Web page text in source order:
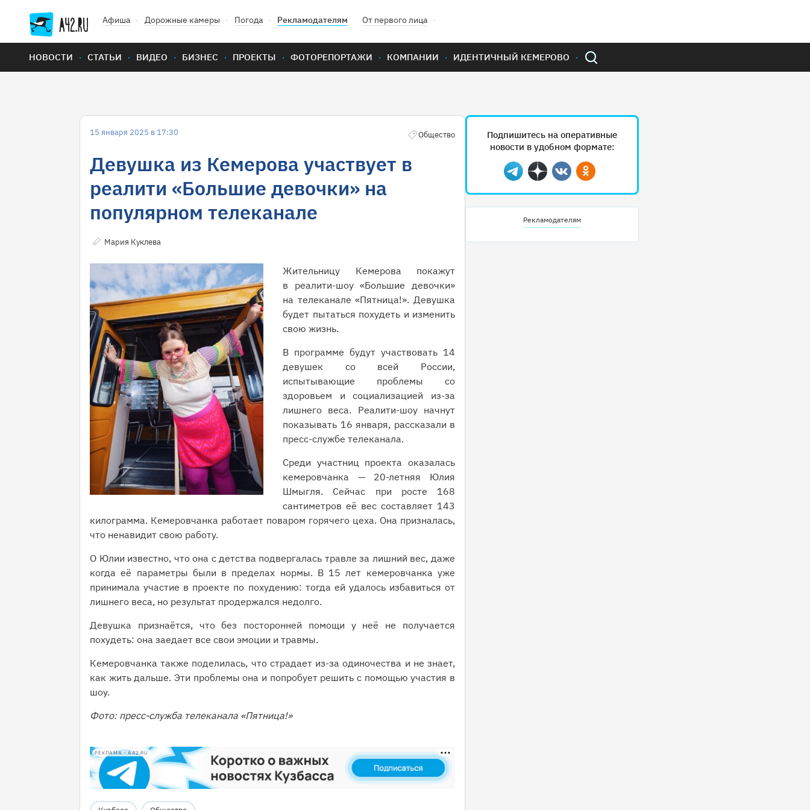
Афиша Дорожные камеры Погода Рекламодателям От первого лица
НОВОСТИ СТАТЬИ ВИДЕО БИЗНЕС ПРОЕКТЫ ФОТОРЕПОРТАЖИ КОМПАНИИ ИДЕНТИЧНЫЙ КЕМЕРОВО
15 января 2025 в 17:30 Общество
Девушка из Кемерова участвует в
реалити «Большие девочки» на
популярном телеканале
Мария Куклева
Жительницу Кемерова покажут
в реалити-шоу «Большие девочки»
на телеканале «Пятница!». Девушка
будет пытаться похудеть и изменить
свою жизнь.
В программе будут участвовать 14
девушек со всей России,
испытывающие проблемы со
здоровьем и социализацией из-за
лишнего веса. Реалити-шоу начнут
показывать 16 января, рассказали в
пресс-службе телеканала.
Среди участниц проекта оказалась
кемеровчанка — 20-летняя Юлия
Шмыгля. Сейчас при росте 168
сантиметров её вес составляет 143
килограмма. Кемеровчанка работает поваром горячего цеха. Она призналась,
что ненавидит свою работу.
О Юлии известно, что она с детства подвергалась травле за лишний вес, даже
когда её параметры были в пределах нормы. В 15 лет кемеровчанка уже
принимала участие в проекте по похудению: тогда ей удалось избавиться от
лишнего веса, но результат продержался недолго.
Девушка признаётся, что без посторонней помощи у неё не получается
похудеть: она заедает все свои эмоции и травмы.
Кемеровчанка также поделилась, что страдает из-за одиночества и не знает,
как жить дальше. Эти проблемы она и попробует решить с помощью участия в
шоу.
Фото: пресс-служба телеканала «Пятница!»
РЕКЛАМА • A42.RU
Подпишитесь на оперативные
новости в удобном формате:
Telegram
ДзенВконтактеОдноклассники
Рекламодателям